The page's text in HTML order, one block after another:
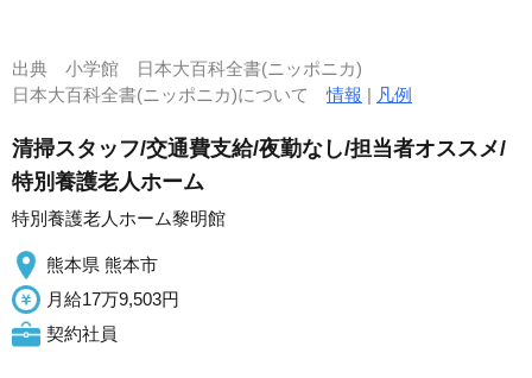
出典 小学館 日本大百科全書(ニッポニカ)
日本大百科全書(ニッポニカ)について情報 | 凡例
清掃スタッフ/交通費支給/夜勤なし/担当者オススメ/
特別養護老人ホーム
特別養護老人ホーム黎明館
熊本県 熊本市
月給17万9,503円
契約社員